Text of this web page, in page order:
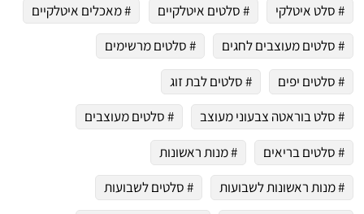
# סלט איטלקי # סלטים איטלקיים
# מאכלים איטלקיים
# סלטים מעוצבים לחגים
# סלטים מרשימים
# סלטים יפים
# סלטים לבת זוג
# סלט בוראטה צבעוני מעוצב
# סלטים מעוצבים
# סלטים בריאים
# מנות ראשונות
# מנות ראשונות לשבועות
# סלטים לשבועות